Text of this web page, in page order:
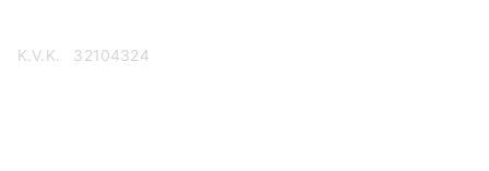
K.V.K. 32104324